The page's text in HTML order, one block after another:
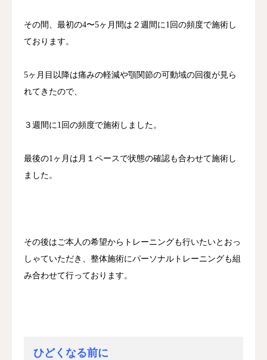
その間、最初の4〜5ヶ月間は２週間に1回の頻度で施術し
ております。
5ヶ月目以降は痛みの軽減や顎関節の可動域の回復が見ら
れてきたので、
３週間に1回の頻度で施術しました。
最後の1ヶ月は月１ペースで状態の確認も合わせて施術し
ました。
その後はご本人の希望からトレーニングも行いたいとおっ
しゃていただき、整体施術にパーソナルトレーニングも組
み合わせて行っております。
ひどくなる前に